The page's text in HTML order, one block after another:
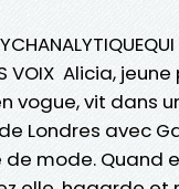
VOIX Alicia,
vogue, vit dans
Londres avec
mode. Quand